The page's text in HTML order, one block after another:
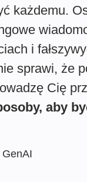
każdemu.
i
sprawi, że
Cię
aby